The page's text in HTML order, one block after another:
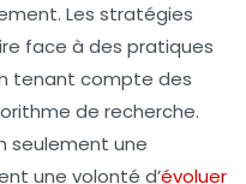
Les stratégies
face à des pratiques
tenant compte des
de recherche.
seulement une
une volonté d’évoluer